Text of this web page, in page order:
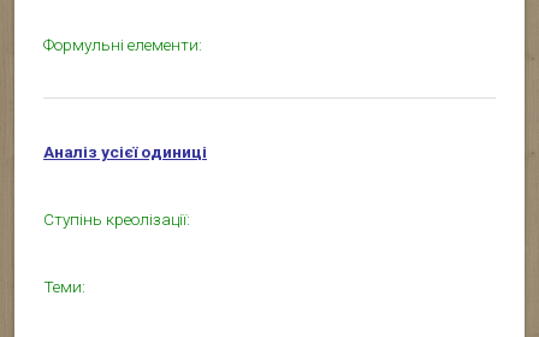
Формульні елементи:
Аналіз усієї одиниці
Ступінь креолізації:
Теми: